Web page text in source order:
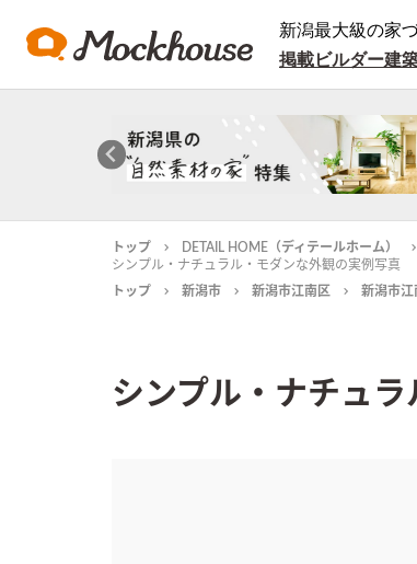
新潟最大級の家
掲載ビルダー建
トップ DETAIL HOME（ディテールホーム）
シンプル・ナチュラル・モダンな外観の実例写真
トップ
新潟市 新潟市江南区 新潟市江
シンプル・ナチュ